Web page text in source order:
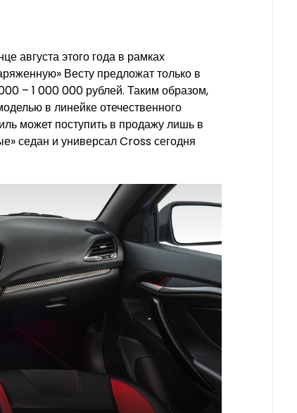
августа этого года в рамках
Весту предложат только в
– 1 000 000 рублей. Таким образом,
в линейке отечественного
может поступить в продажу лишь в
седан и универсал Cross сегодня